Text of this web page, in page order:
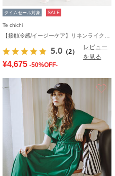
タイムセール対象 SALE
Te chichi
5.0 （2）
レビュー
を見る
¥4,675 -50%OFF-